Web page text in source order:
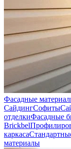
Фасадные
СайдингСофиты
отделкиФасадные
Brickbel
каркаса
материалы